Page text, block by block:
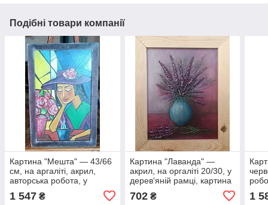
Подібні товари компанії
Картина "Мешта" — 43/66
см, на аргаліті, акрил,
авторська робота, у
роботи
1 547 ₴
Картина "Лаванда" —
акрил, на оргаліті 20/30, у
дерев'яній рамці, картина
702₴ 1